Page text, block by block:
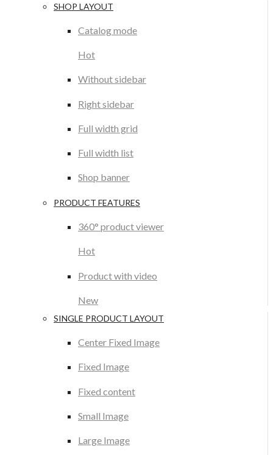
SHOP LAYOUT
Catalog mode
Hot
Without sidebar
Right sidebar
Full width grid
Full width list
Shop banner
PRODUCT FEATURES
360° product viewer
Hot
Product with video
New
SINGLE PRODUCT LAYOUT
Center Fixed Image
Fixed Image
Fixed content
Small Image
Large Image